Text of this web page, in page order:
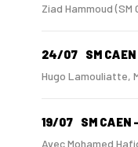
Ziad Hammoud (SM
24/07 SM
Hugo Lamouliatte,
19/07 SM CAEN
Avec Mohamed